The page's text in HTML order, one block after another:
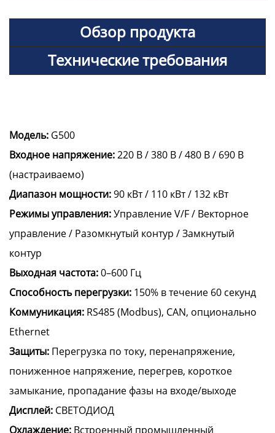
Обзор продукта
Технические требования
Модель: G500
Входное напряжение:220 В / 380 В / 480 В / 690 В
(настраиваемо)
Диапазон мощности:90 кВт / 110 кВт / 132 кВт
Режимы управления:Управление V/F / Векторное
управление / Разомкнутый контур / Замкнутый
контур
Выходная частота:0–600 Гц
Способность перегрузки: 150% в течение 60 секунд
Коммуникация: RS485 (Modbus), CAN, опционально
Ethernet
Защиты: Перегрузка по току, перенапряжение,
пониженное напряжение, перегрев, короткое
замыкание, пропадание фазы на входе/выходе
Дисплей: СВЕТОДИОД
Охлаждение: Встроенный промышленный